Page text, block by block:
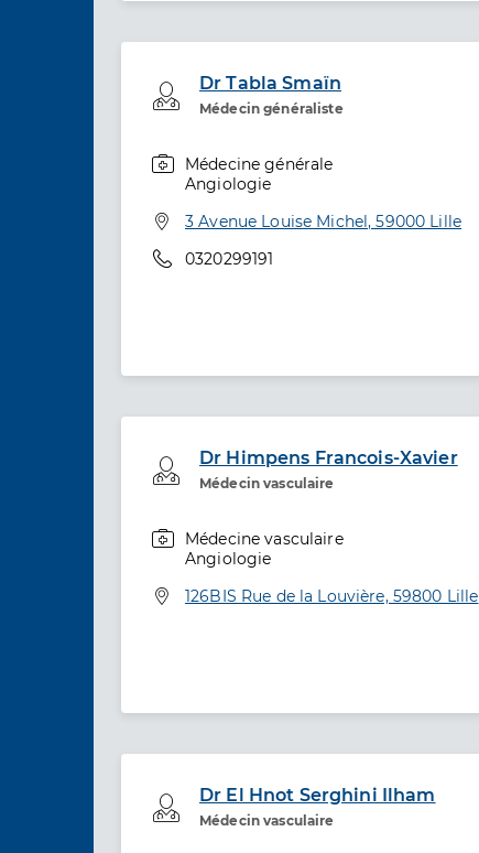
Dr Tabla Smaïn
Médecin généraliste
Professionel de santé
Spécialités
Médecine générale
Angiologie
Adresse
3 Avenue Louise Michel, 59000 Lille
Téléphone
0320299191
Dr Himpens Francois-Xavier
Médecin vasculaire
Professionel de santé
Spécialités
Médecine vasculaire
Angiologie
Adresse
126BIS Rue de la Louvière, 59800 Lille
Dr El Hnot Serghini Ilham
Médecin vasculaire
Professionel de santé